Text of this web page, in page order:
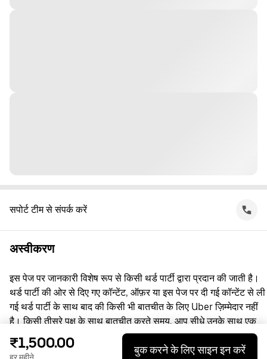
सपोर्ट टीम से संपर्क करें
अस्वीकरण
इस पेज पर जानकारी विशेष रूप से किसी थर्ड पार्टी द्वारा प्रदान की जाती है।
थर्ड पार्टी की ओर से दिए गए कॉन्टेंट, ऑफ़र या इस पेज पर दी गई कॉन्टेंट से ली
गई थर्ड पार्टी के साथ बाद की किसी भी बातचीत के लिए Uber ज़िम्मेदार नहीं
है। किसी तीसरे पक्ष के साथ बातचीत करते समय, आप सीधे उनके साथ एक
समझौता करते हैं, जिसमें Uber पक्षकार नहीं है। सवाल पूछने के लिए, कृपया
सीधे तीसरे पक्ष से संपर्क करें।
₹1,500.00 बुक करने के लिए साइन इन करें